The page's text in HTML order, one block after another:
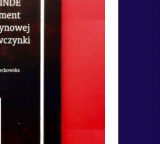
/ SZCZEGÓŁY